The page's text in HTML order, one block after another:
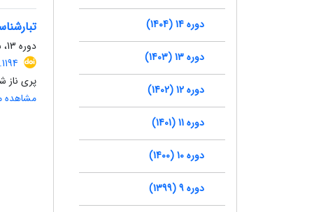
دوره 13، شماره 2، تابستان 1403
پری ناز
مشاهده
دوره 14 (1404)
دوره 13 (1403)
دوره 12 (1402)
دوره 11 (1401)
دوره 10 (1400)
دوره 9 (1399)